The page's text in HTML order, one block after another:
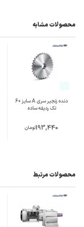
محصولات مشابه
دنده زنجیر سری A سایز 60
تک ردیفه ساده
193,440تومان
محصولات مرتبط